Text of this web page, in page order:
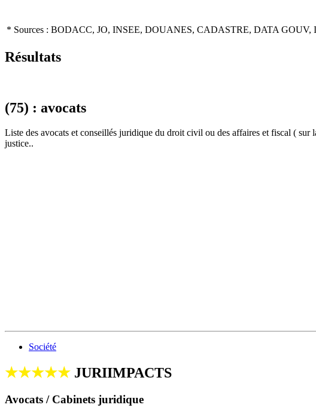
* Sources : BODACC, JO, INSEE, DOUANES, CADASTRE, DATA GOUV,
Résultats
(75) : avocats
Liste des avocats et conseillés juridique du droit civil ou des affaires et fiscal ( sur
justice..
Société
★★★★★ JURIIMPACTS
Avocats / Cabinets juridique